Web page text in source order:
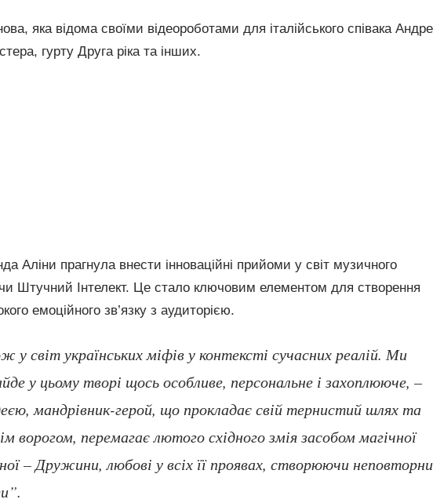
яка відома своїми відеороботами для італійського співака
гурту Друга ріка та інших.
Аліни прагнула внести інноваційні прийоми у світ музичного
Штучний Інтелект. Це стало ключовим елементом для створення
емоційного зв’язку з аудиторією.
у світ українських міфів у контексті сучасних реалій. Ми
у цьому творі щось особливе, персональне і захоплююче, –
мандрівник-герой, що прокладає свій тернистий шлях та
ворогом, перемагає лютого східного змія засобом магічної
– Дружини, любові у всіх її проявах, створюючи